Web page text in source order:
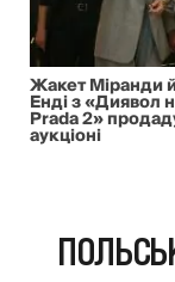
Жакет Міранди
Енді з «Диявол
Prada 2»
аукціоні